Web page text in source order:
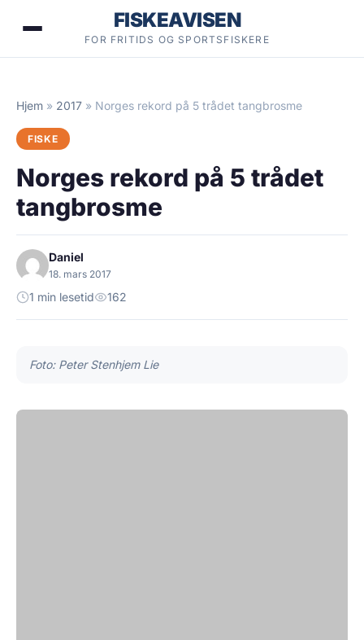
FISKEAVISEN
FOR FRITIDS OG SPORTSFISKERE
Hjem » 2017 » Norges rekord på 5 trådet tangbrosme
FISKE
Norges rekord på 5 trådet
tangbrosme
Daniel
18. mars 2017
1 min lesetid 162
Foto: Peter Stenhjem Lie